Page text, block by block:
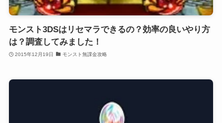
モンスト3DSはリセマラできるの？効率の良いやり方
は？調査してみました！
2015年12月19日 モンスト無課金攻略